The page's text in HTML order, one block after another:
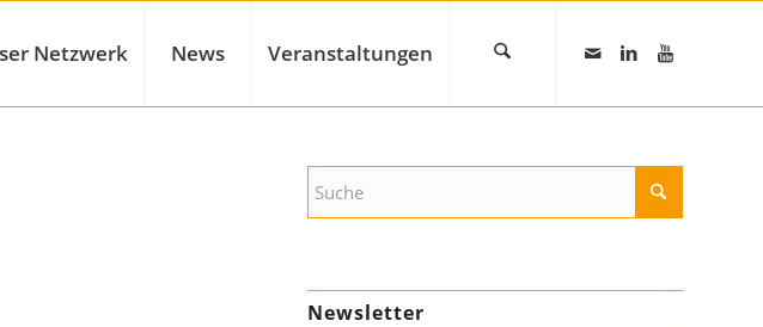
Netzwerk News Veranstaltungen
Newsletter